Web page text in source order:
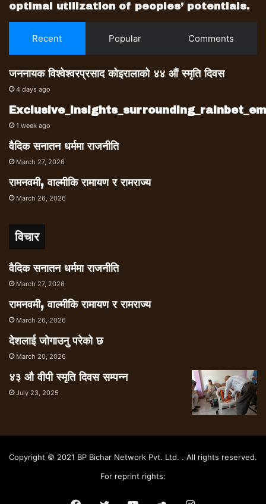
optimal utilization of peoples’ potentials.
Recent Popular Comments
जननायक विश्वेश्वरप्रसाद कोइरालाको ४४ औं स्मृति दिवस
4 days ago
1 week ago
वैदिक सनातन धर्ममा राजनीति
March 27, 2026
रामनवमी, वाल्मीकि रामायण र रामराज्य
March 26, 2026
विचार
वैदिक सनातन धर्ममा राजनीति
March 27, 2026
रामनवमी, वाल्मीकि रामायण र रामराज्य
March 26, 2026
देशलाई जोगाउनु परेको छ
March 20, 2026
४३ औ वीपी स्मृति दिवस सम्पन्न
July 23, 2025
Copyright © 2021 BP Bichar Network Pvt. Ltd. . All rights reserved.
For reprint rights: